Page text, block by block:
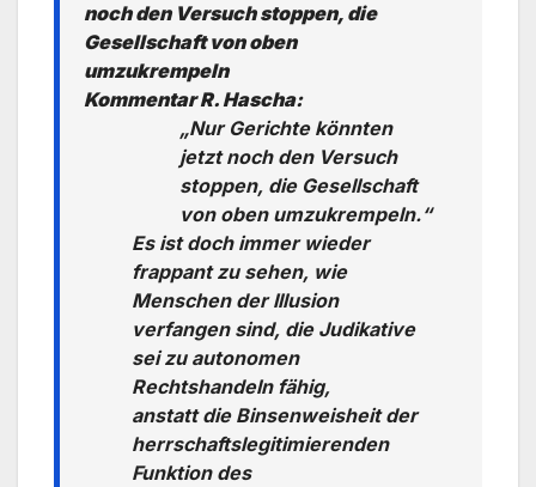
noch den Versuch stoppen, die
Gesellschaft von oben
umzukrempeln
Kommentar R. Hascha:
„Nur Gerichte könnten
jetzt noch den Versuch
stoppen, die Gesellschaft
von oben umzukrempeln.“
Es ist doch immer wieder
frappant zu sehen, wie
Menschen der Illusion
verfangen sind, die Judikative
sei zu autonomen
Rechtshandeln fähig,
anstatt die Binsenweisheit der
herrschaftslegitimierenden
Funktion des